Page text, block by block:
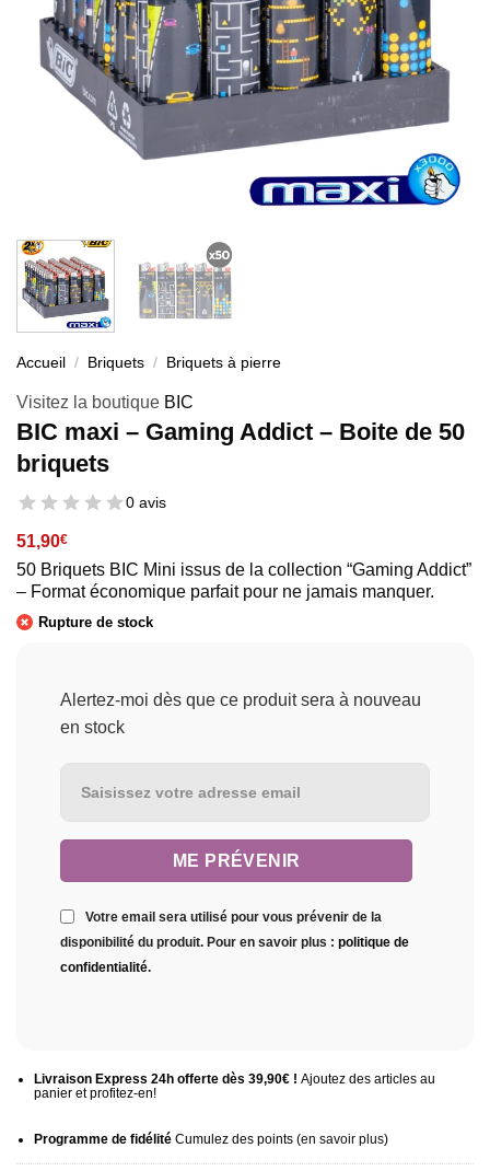
Accueil / Briquets / Briquets à pierre
Visitez la boutique BIC
BIC maxi – Gaming Addict – Boite de 50
briquets
0 avis
51,90€
50 Briquets BIC Mini issus de la collection “Gaming Addict”
– Format économique parfait pour ne jamais manquer.
Rupture de stock
Alertez-moi dès que ce produit sera à nouveau
en stock
Votre email sera utilisé pour vous prévenir de la
disponibilité du produit. Pour en savoir plus : politique de
confidentialité.
Livraison Express 24h offerte dès 39,90€ ! Ajoutez des articles au
panier et profitez-en!
Programme de fidélitéCumulez des points (en savoir plus)